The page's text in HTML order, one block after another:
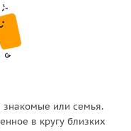
образовательном
наших краях
знакомые или семья.
в кругу близких